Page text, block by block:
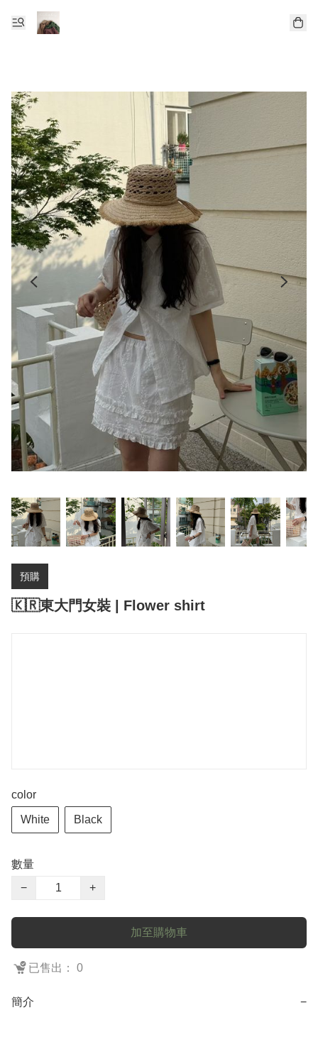
預購
🇰🇷東大門女裝 | Flower shirt
color
White Black
數量
−
+
加至購物車
已售出： 0
簡介 −